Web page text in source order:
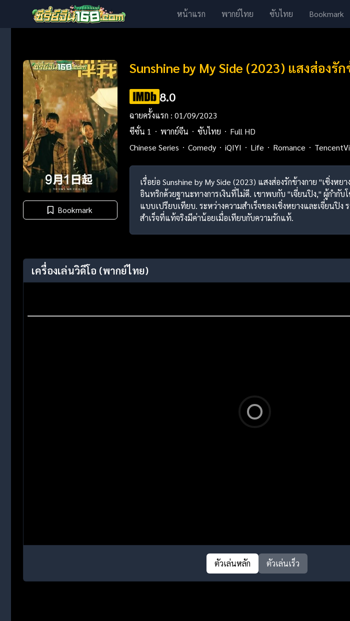
หน้าแรก พากย์ไทย ซับไทย Bookmark
Bookmark
Sunshine by My Side (2023) แสงส่อง
8.0
ฉายครั้งแรก : 01/09/2023
ซีซั่น 1
พากย์จีน ซับไทย
Full HD
Chinese Series
Comedy iQIYI Life Romance
เรื่อย่อ Sunshine by My Side (2023) แสงส่องรักข้างกาย "เ
อินทริกด้วยฐานะทางการเงินที่ไม่ดี. เขาพบกับ "เจี่ยนปิง," ผู้กำกั
แบบเปรียบเทียบ. ระหว่างความสำเร็จของเซิ่งหยางและเจี่ยนปิ
สำเร็จที่แท้จริงมีค่าน้อยเมื่อเทียบกับความรักแท้.
เครื่องเล่นวิดีโอ (พากย์ไทย)
ตัวเล่นหลัก ตัวเล่นเร็ว